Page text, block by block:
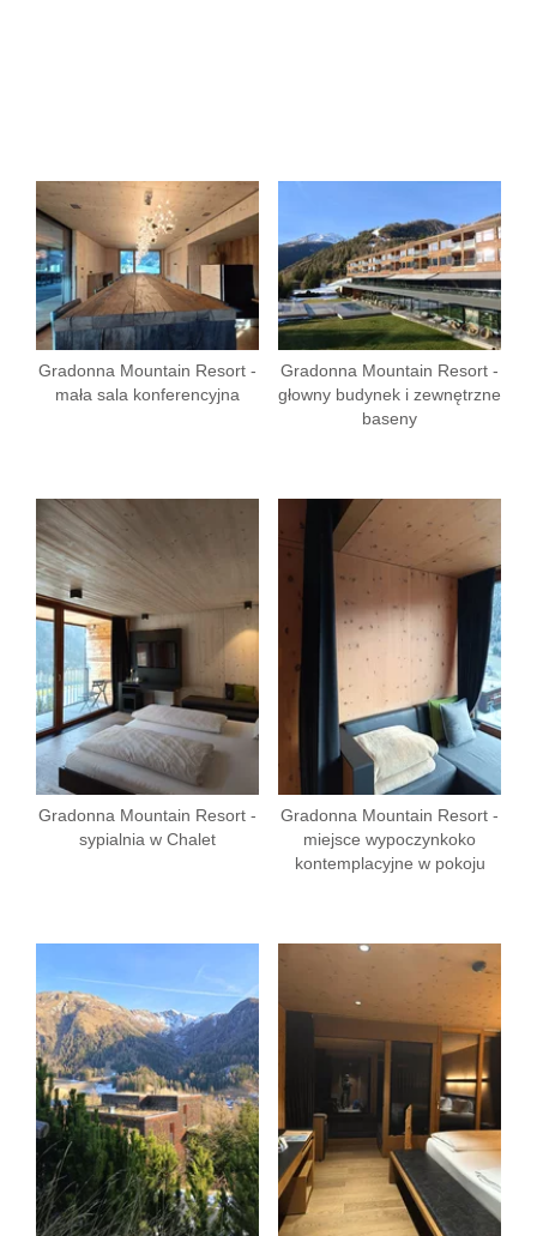
Gradonna Mountain Resort -
mała sala konferencyjna
Gradonna Mountain Resort -
głowny budynek i zewnętrzne
baseny
Gradonna Mountain Resort -
sypialnia w Chalet
Gradonna Mountain Resort -
miejsce wypoczynkoko
kontemplacyjne w pokoju